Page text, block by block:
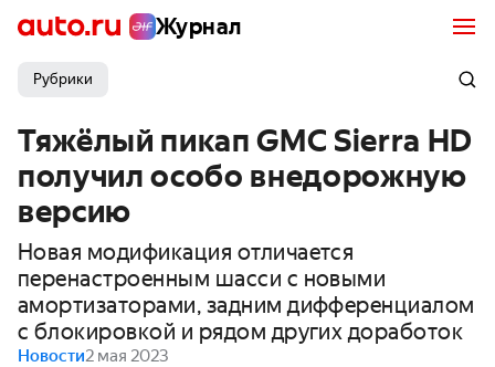
Журнал
Рубрики
Тяжёлый пикап GMC Sierra HD
получил особо внедорожную
версию
Новая модификация отличается
перенастроенным шасси с новыми
амортизаторами, задним дифференциалом
с блокировкой и рядом других доработок
Новости2 мая 2023